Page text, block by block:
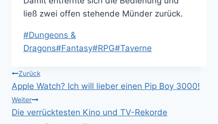
ließ zwei offen stehende Münder zurück.
Schlagworte:
#Dungeons &
Dragons#Fantasy#RPG#Taverne
Beitragsnavigation
Zurück
Apple Watch? Ich will lieber einen Pip Boy 3000!
Weiter
Die verrücktesten Kino und TV-Rekorde